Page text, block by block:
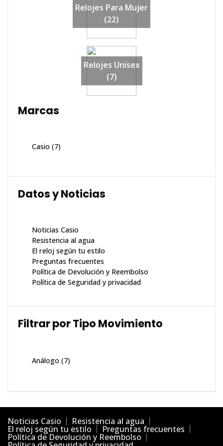
Relojes Para Mujer
(22)
Relojes Unisex
(7)
Marcas
Casio (7)
Datos y Noticias
Noticias Casio
Resistencia al agua
El reloj según tu estilo
Preguntas frecuentes
Política de Devolución y Reembolso
Política de Seguridad y privacidad
Filtrar por Tipo Movimiento
Análogo (7)
Noticias Casio Resistencia al agua
El reloj según tu estilo Preguntas frecuentes
Política de Devolución y Reembolso